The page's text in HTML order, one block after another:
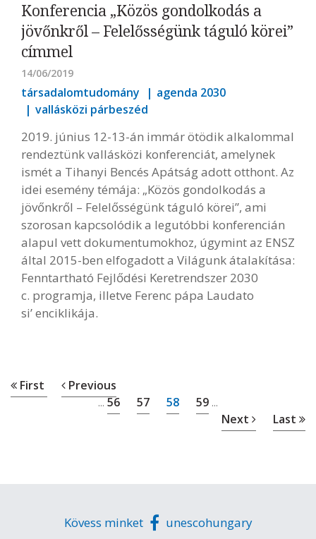
Konferencia „Közös gondolkodás a
jövőnkről – Felelősségünk táguló körei”
címmel
14/06/2019
társadalomtudomány
agenda 2030
vallásközi párbeszéd
2019. június 12-13-án immár ötödik alkalommal
rendeztünk vallásközi konferenciát, amelynek
ismét a Tihanyi Bencés Apátság adott otthont. Az
idei esemény témája: „Közös gondolkodás a
jövőnkről – Felelősségünk táguló körei”, ami
szorosan kapcsolódik a legutóbbi konferencián
alapul vett dokumentumokhoz, úgymint az ENSZ
által 2015-ben elfogadott a Világunk átalakítása:
Fenntartható Fejlődési Keretrendszer 2030
c. programja, illetve Ferenc pápa Laudato
si’ enciklikája.
First Previous
... 56 57 58 59 ...
Next Last
Kövess minket unescohungary